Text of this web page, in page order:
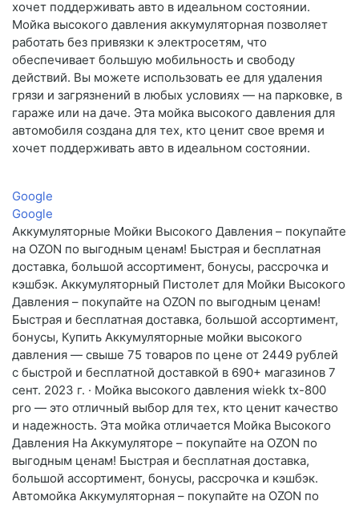
хочет поддерживать авто в идеальном состоянии.
Мойка высокого давления аккумуляторная позволяет
работать без привязки к электросетям, что
обеспечивает большую мобильность и свободу
действий. Вы можете использовать ее для удаления
грязи и загрязнений в любых условиях — на парковке, в
гараже или на даче. Эта мойка высокого давления для
автомобиля создана для тех, кто ценит свое время и
хочет поддерживать авто в идеальном состоянии.
Google
Google
Аккумуляторные Мойки Высокого Давления – покупайте
на OZON по выгодным ценам! Быстрая и бесплатная
доставка, большой ассортимент, бонусы, рассрочка и
кэшбэк. Аккумуляторный Пистолет для Мойки Высокого
Давления – покупайте на OZON по выгодным ценам!
Быстрая и бесплатная доставка, большой ассортимент,
бонусы, Купить Аккумуляторные мойки высокого
давления — свыше 75 товаров по цене от 2449 рублей
с быстрой и бесплатной доставкой в 690+ магазинов 7
сент. 2023 г. · Мойка высокого давления wiekk tx-800
pro — это отличный выбор для тех, кто ценит качество
и надежность. Эта мойка отличается Мойка Высокого
Давления На Аккумуляторе – покупайте на OZON по
выгодным ценам! Быстрая и бесплатная доставка,
большой ассортимент, бонусы, рассрочка и кэшбэк.
Автомойка Аккумуляторная – покупайте на OZON по